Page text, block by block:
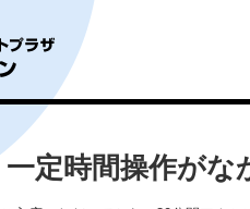
一定時間操作がな